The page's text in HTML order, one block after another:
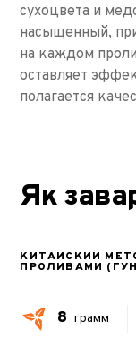
сухоцвета и
насыщенный,
на каждом
оставляет
полагается
Як
КИТАЙСКИЙ
ПРОЛИВАМИ
8 грамм